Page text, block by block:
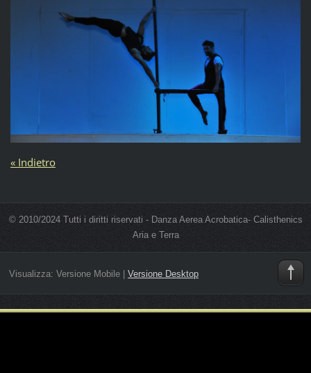
« Indietro
© 2010/2024 Tutti i diritti riservati - Danza Aerea Acrobatica- Calisthenics
Aria e Terra
Visualizza: Versione Mobile| Versione Desktop